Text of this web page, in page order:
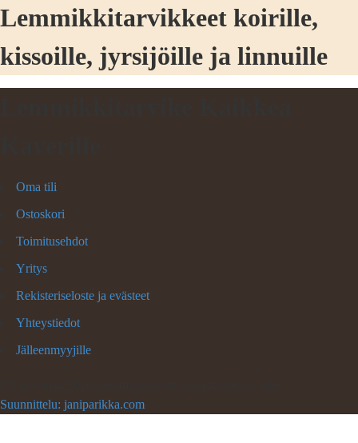
Lemmikkitarvikkeet koirille,
kissoille, jyrsijöille ja linnuille
Oma tili
Ostoskori
Toimitusehdot
Yritys
Rekisteriseloste ja evästeet
Yhteystiedot
Jälleenmyyjille
Suunnittelu: janiparikka.com